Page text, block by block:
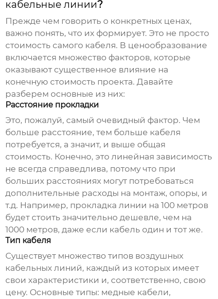
кабельные линии?
Прежде чем говорить о конкретных ценах,
важно понять, что их формирует. Это не просто
стоимость самого кабеля. В ценообразование
включается множество факторов, которые
оказывают существенное влияние на
конечную стоимость проекта. Давайте
разберем основные из них:
Расстояние прокладки
Это, пожалуй, самый очевидный фактор. Чем
больше расстояние, тем больше кабеля
потребуется, а значит, и выше общая
стоимость. Конечно, это линейная зависимость
не всегда справедлива, потому что при
больших расстояниях могут потребоваться
дополнительные расходы на монтаж, опоры, и
т.д. Например, прокладка линии на 100 метров
будет стоить значительно дешевле, чем на
1000 метров, даже если кабель один и тот же.
Тип кабеля
Существует множество типов воздушных
кабельных линий, каждый из которых имеет
свои характеристики и, соответственно, свою
цену. Основные типы: медные кабели,